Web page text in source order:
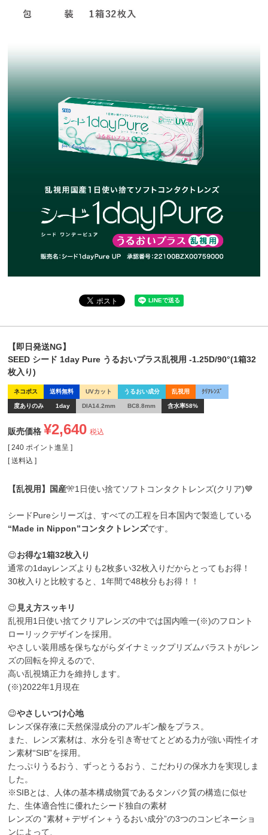
【即日発送NG】
SEED シード 1day Pure うるおいプラス乱視用 -1.25D/90°(1箱32
枚入り)
ネコポス 送料無料 UVカット うるおい成分 乱視用 ｸﾘｱﾚﾝｽﾞ
度ありのみ 1day DIA14.2mm BC8.8mm 含水率58%
販売価格 ¥2,640 税込
[ 240 ポイント進呈 ]
送料込
【乱視用】国産🎌1日使い捨てソフトコンタクトレンズ(クリア)💙
シードPureシリーズは、すべての工程を日本国内で製造している
“Made in Nippon”コンタクトレンズです。
😉お得な1箱32枚入り
通常の1dayレンズよりも2枚多い32枚入りだからとってもお得！
30枚入りと比較すると、1年間で48枚分もお得！！
😉見え方スッキリ
乱視用1日使い捨てクリアレンズの中では国内唯一(※)のフロント
ローリックデザインを採用。
やさしい装用感を保ちながらダイナミックプリズムバラストがレン
ズの回転を抑えるので、
高い乱視矯正力を維持します。
(※)2022年1月現在
😉やさしいつけ心地
レンズ保存液に天然保湿成分のアルギン酸をプラス。
また、レンズ素材は、水分を引き寄せてとどめる力が強い両性イオ
ン素材“SIB”を採用。
たっぷりうるおう、ずっとうるおう、こだわりの保水力を実現しま
した。
※SIBとは、人体の基本構成物質であるタンパク質の構造に似せ
た、生体適合性に優れたシード独自の素材
レンズの ‟素材＋デザイン＋うるおい成分”の3つのコンビネーショ
ンによって、